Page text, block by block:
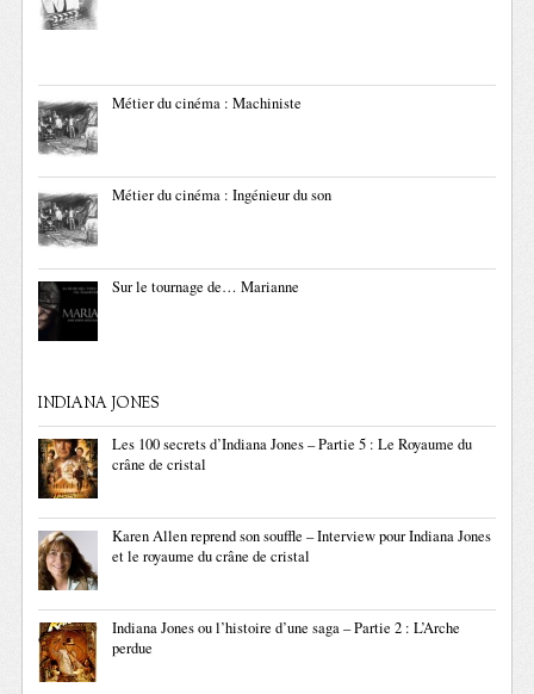
Métier du cinéma : Machiniste
Métier du cinéma : Ingénieur du son
Sur le tournage de… Marianne
INDIANA JONES
Les 100 secrets d’Indiana Jones – Partie 5 : Le Royaume du
crâne de cristal
Karen Allen reprend son souffle – Interview pour Indiana Jones
et le royaume du crâne de cristal
Indiana Jones ou l’histoire d’une saga – Partie 2 : L’Arche
perdue